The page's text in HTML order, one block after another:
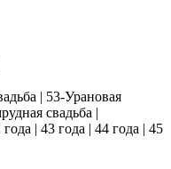
| 53-Урановая
свадьба |
| 43 года | 44 года | 45